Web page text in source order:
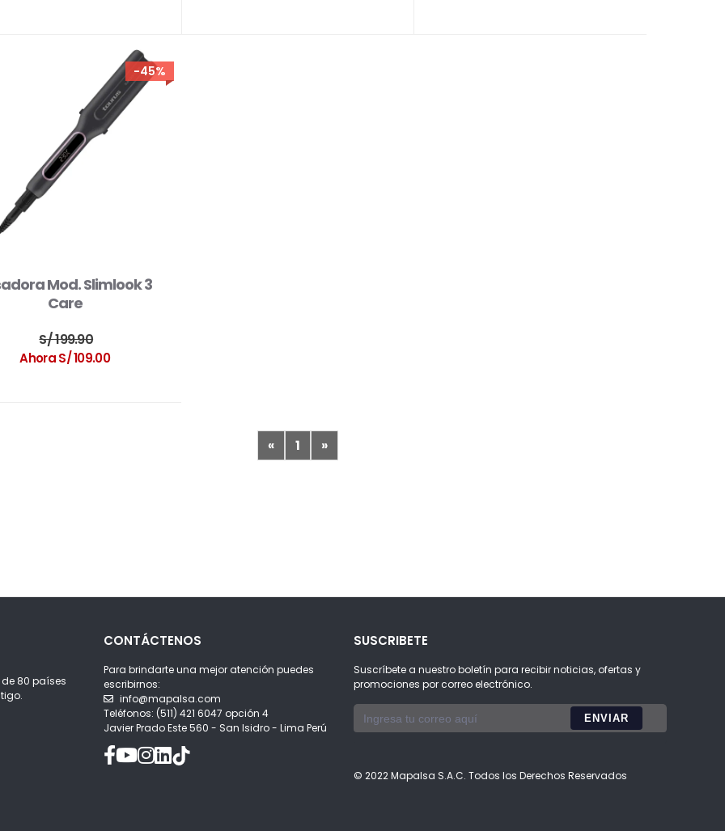
-45%
Mod. Slimlook 3
Care
S/ 199.90
Ahora S/ 109.00
« 1 »
80 países
CONTÁCTENOS
Para brindarte una mejor atención puedes
escribirnos:
info@mapalsa.com
Teléfonos: (511) 421 6047 opción 4
Javier Prado Este 560 - San Isidro - Lima Perú
SUSCRIBETE
Suscríbete a nuestro boletín para recibir noticias, ofertas y
promociones por correo electrónico.
© 2022 Mapalsa S.A.C. Todos los Derechos Reservados